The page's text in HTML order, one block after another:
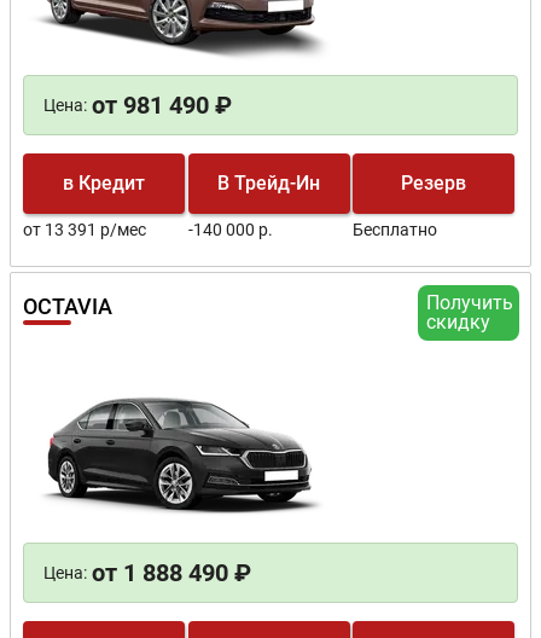
Цена: от 981 490 ₽
в Кредит
от 13 391 р/мес
В Трейд-Ин
-140 000 р.
Резерв
Бесплатно
Получить
скидку
OCTAVIA
Цена: от 1 888 490 ₽